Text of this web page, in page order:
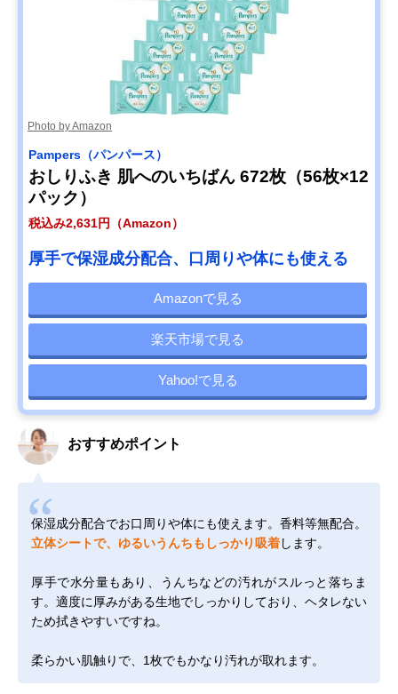
Photo by Amazon
Pampers（パンパース）
おしりふき 肌へのいちばん 672枚（56枚×12
パック）
税込み2,631円（Amazon）
厚手で保湿成分配合、口周りや体にも使える
Amazonで見る
楽天市場で見る
Yahoo!で見る
おすすめポイント
保湿成分配合でお口周りや体にも使えます。香料等無配合。
立体シートで、ゆるいうんちもしっかり吸着します。
厚手で水分量もあり、うんちなどの汚れがスルっと落ちま
す。適度に厚みがある生地でしっかりしており、ヘタレない
ため拭きやすいですね。
柔らかい肌触りで、1枚でもかなり汚れが取れます。